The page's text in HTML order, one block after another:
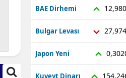
BAE Dirhemi
Bulgar Levası
Japon Yeni
Kuveyt Dinarı